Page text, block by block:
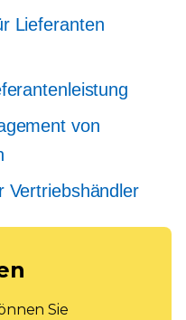
Lieferanten
von
Vertriebshändler
Sie